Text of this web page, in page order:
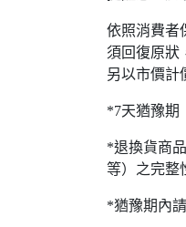
依照消費者
須回復原狀
另以市價計
*7天猶豫期
*退換貨商
等）之完整
*猶豫期內